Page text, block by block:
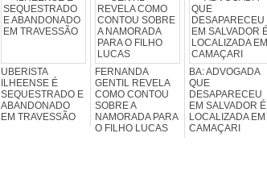
UBERISTA
ILHEENSE É
SEQUESTRADO E
ABANDONADO
EM TRAVESSÃO
FERNANDA
GENTIL REVELA
COMO CONTOU
SOBRE A
NAMORADA PARA
O FILHO LUCAS
BA: ADVOGADA
QUE
DESAPARECEU
EM SALVADOR É
LOCALIZADA EM
CAMAÇARI